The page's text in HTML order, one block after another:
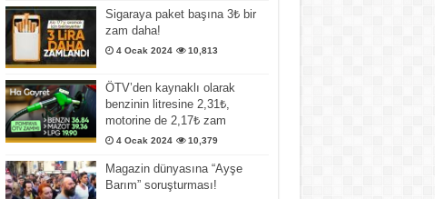
Sigaraya paket başına 3₺ bir
zam daha!
4 Ocak 2024 10,813
ÖTV’den kaynaklı olarak
benzinin litresine 2,31₺,
motorine de 2,17₺ zam
4 Ocak 2024 10,379
Magazin dünyasına “Ayşe
Barım” soruşturması!